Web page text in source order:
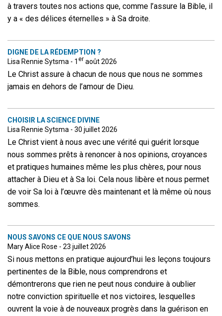
à travers toutes nos actions que, comme l’assure la Bible, il
y a « des délices éternelles » à Sa droite.
DIGNE DE LA RÉDEMPTION ?
Lisa Rennie Sytsma - 1 er août 2026
Le Christ assure à chacun de nous que nous ne sommes
jamais en dehors de l’amour de Dieu.
CHOISIR LA SCIENCE DIVINE
Lisa Rennie Sytsma - 30 juillet 2026
Le Christ vient à nous avec une vérité qui guérit lorsque
nous sommes prêts à renoncer à nos opinions, croyances
et pratiques humaines même les plus chères, pour nous
attacher à Dieu et à Sa loi. Cela nous libère et nous permet
de voir Sa loi à l’œuvre dès maintenant et là même où nous
sommes.
NOUS SAVONS CE QUE NOUS SAVONS
Mary Alice Rose - 23 juillet 2026
Si nous mettons en pratique aujourd’hui les leçons toujours
pertinentes de la Bible, nous comprendrons et
démontrerons que rien ne peut nous conduire à oublier
notre conviction spirituelle et nos victoires, lesquelles
ouvrent la voie à de nouveaux progrès dans la guérison en